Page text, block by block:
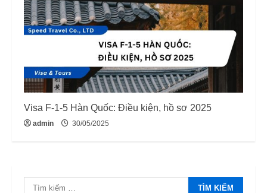
Visa F-1-5 Hàn Quốc: Điều kiện, hồ sơ 2025
admin 30/05/2025
Tìm